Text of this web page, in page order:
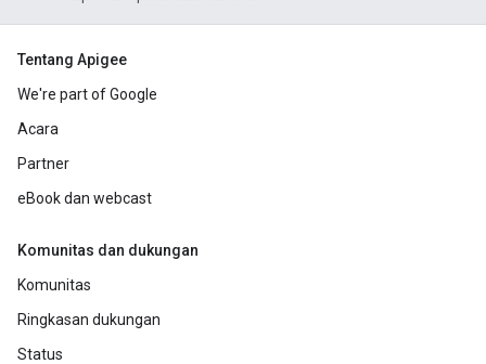
Tentang Apigee
We're part of Google
Acara
Partner
eBook dan webcast
Komunitas dan dukungan
Komunitas
Ringkasan dukungan
Status